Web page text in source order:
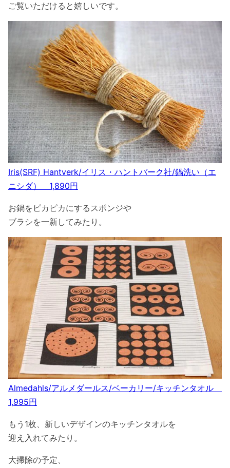
ご覧いただけると嬉しいです。
Iris(SRF) Hantverk/イリス・ハントバーク社/鍋洗い（エ
ニシダ） 1,890円
お鍋をピカピカにするスポンジや
ブラシを一新してみたり。
Almedahls/アルメダールス/ベーカリー/キッチンタオル
1,995円
もう1枚、新しいデザインのキッチンタオルを
迎え入れてみたり。
大掃除の予定、